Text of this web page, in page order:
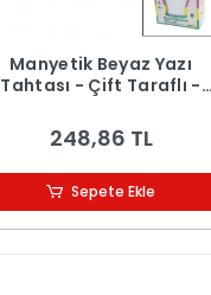
Manyetik Beyaz Yazı
Tahtası - Çift Taraflı -
248,86 TL
Sepete Ekle